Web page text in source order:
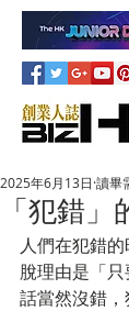
「犯錯
2025年6月13日 讀畢
人們在犯錯
脫理由是「
話當然沒錯